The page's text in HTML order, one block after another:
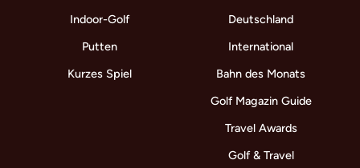
Indoor-Golf
Putten
Kurzes Spiel
Deutschland
International
Bahn des Monats
Golf Magazin Guide
Travel Awards
Golf & Travel